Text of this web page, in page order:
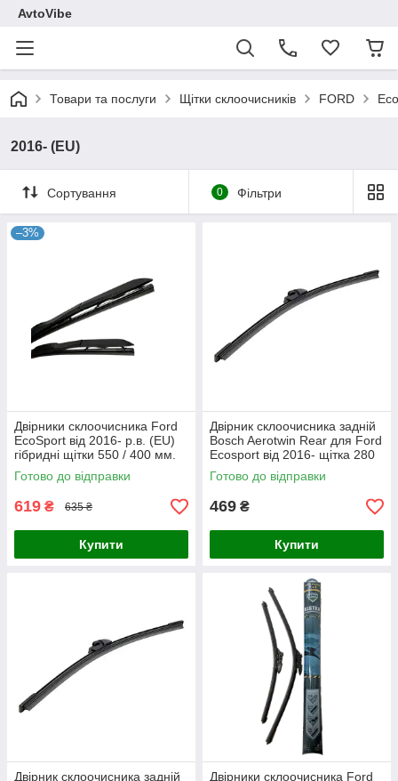
AvtoVibe
Товари та послуги Щітки склоочисників FORD
2016- (EU)
Сортування 0 Фільтри
–3%
Двірники склоочисника Ford
EcoSport від 2016- р.в. (EU)
гібридні щітки 550 / 400 мм.
Armer (комплект 2 шт.)
Готово до відправки
619 ₴ 635 ₴
Купити
Двірник склоочисника задній
Bosch Aerotwin Rear для Ford
Ecosport від 2016- щітка 280
мм
Готово до відправки
469 ₴
Купити
Двірник склоочисника задній
Двірники склоочисника Ford